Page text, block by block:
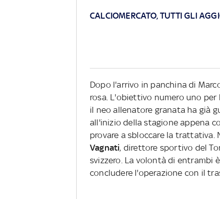
CALCIOMERCATO, TUTTI GLI
Dopo l'arrivo in panchina di
rosa. L'obiettivo numero uno per
il neo allenatore granata ha già
all'inizio della stagione appena
provare a sbloccare la trattativa.
Vagnati, direttore sportivo del
svizzero. La volontà di entrambi
concludere l'operazione con il